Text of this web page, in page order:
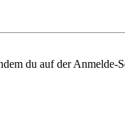
du auf der Anmelde-